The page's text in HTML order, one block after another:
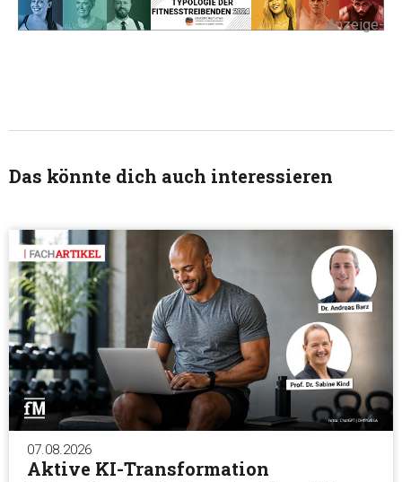
-Anzeige-
Das könnte dich auch interessieren
07.08.2026
Aktive KI-Transformation